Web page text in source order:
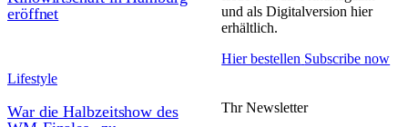
eröffnet
Lifestyle
War die Halbzeitshow des
und als Digitalversion hier
erhältlich.
Hier bestellen Subscribe now
Thr Newsletter